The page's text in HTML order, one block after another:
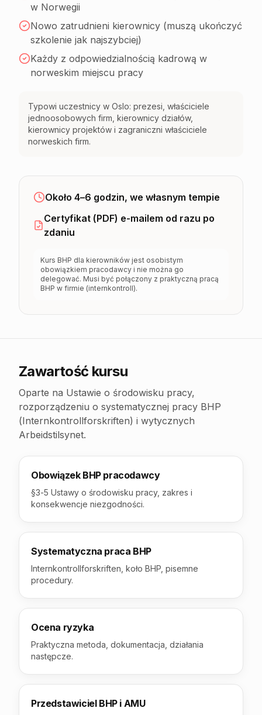
w Norwegii
Nowo zatrudnieni kierownicy (muszą ukończyć
szkolenie jak najszybciej)
Każdy z odpowiedzialnością kadrową w
norweskim miejscu pracy
Typowi uczestnicy w Oslo: prezesi, właściciele
jednoosobowych firm, kierownicy działów,
kierownicy projektów i zagraniczni właściciele
norweskich firm.
Około 4–6 godzin, we własnym tempie
Certyfikat (PDF) e-mailem od razu po
zdaniu
Kurs BHP dla kierowników jest osobistym
obowiązkiem pracodawcy i nie można go
delegować. Musi być połączony z praktyczną pracą
BHP w firmie (internkontroll).
Zawartość kursu
Oparte na Ustawie o środowisku pracy,
rozporządzeniu o systematycznej pracy BHP
(Internkontrollforskriften) i wytycznych
Arbeidstilsynet.
Obowiązek BHP pracodawcy
§3-5 Ustawy o środowisku pracy, zakres i
konsekwencje niezgodności.
Systematyczna praca BHP
Internkontrollforskriften, koło BHP, pisemne
procedury.
Ocena ryzyka
Praktyczna metoda, dokumentacja, działania
następcze.
Przedstawiciel BHP i AMU